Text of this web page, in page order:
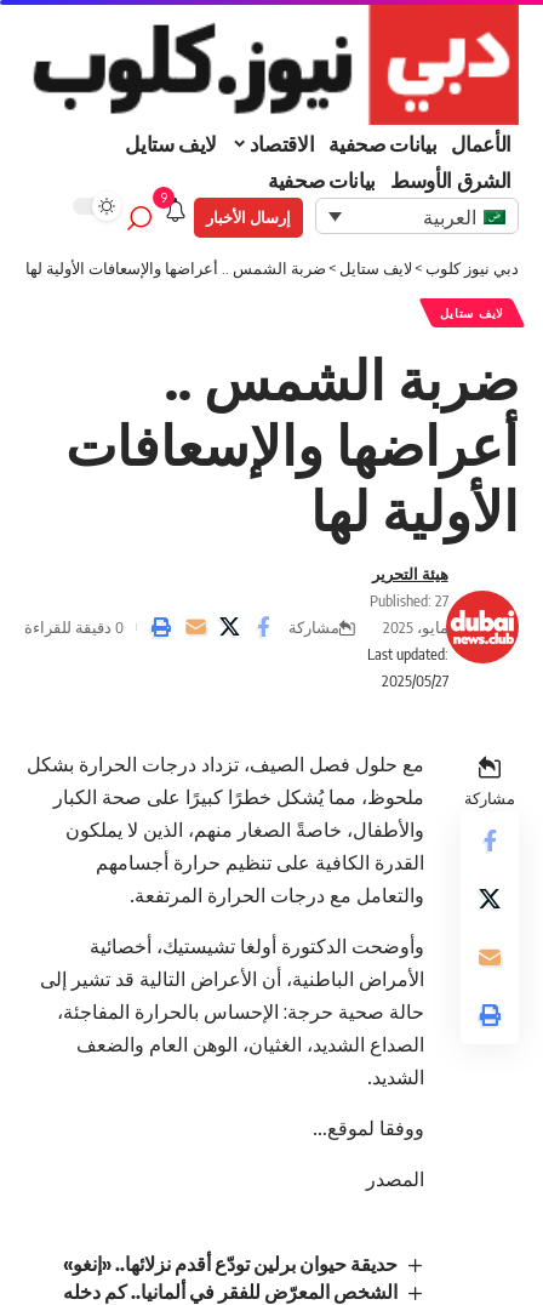
الأعمال بيانات صحفية الاقتصاد
لايف ستايل
الشرق الأوسط
بيانات صحفية
العربية إرسال الأخبار
9
دبي نيوز كلوب> لايف ستايل > ضربة الشمس .. أعراضها والإسعافات الأولية لها
لايف ستايل
ضربة الشمس ..
أعراضها والإسعافات
الأولية لها
Last updated:
2025/05/27
هيئة التحرير
Published: 27
مايو، 2025
مشاركة 0 دقيقة للقراءة
مشاركة
مع حلول فصل الصيف، تزداد درجات الحرارة بشكل
ملحوظ، مما يُشكل خطرًا كبيرًا على صحة الكبار
والأطفال، خاصةً الصغار منهم، الذين لا يملكون
القدرة الكافية على تنظيم حرارة أجسامهم
والتعامل مع درجات الحرارة المرتفعة.
وأوضحت الدكتورة أولغا تشيستيك، أخصائية
الأمراض الباطنية، أن الأعراض التالية قد تشير إلى
حالة صحية حرجة: الإحساس بالحرارة المفاجئة،
الصداع الشديد، الغثيان، الوهن العام والضعف
الشديد.
ووفقا لموقع…
المصدر
حديقة حيوان برلين تودّع أقدم نزلائها.. «إنغو»
الشخص المعرّض للفقر في ألمانيا.. كم دخله